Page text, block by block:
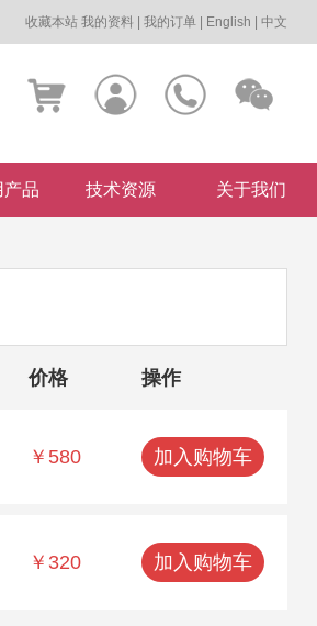
收藏本站 我的资料 |我的订单 English |中文
产品 技术资源 关于我们
价格 操作
￥580 加入购物车
￥320 加入购物车